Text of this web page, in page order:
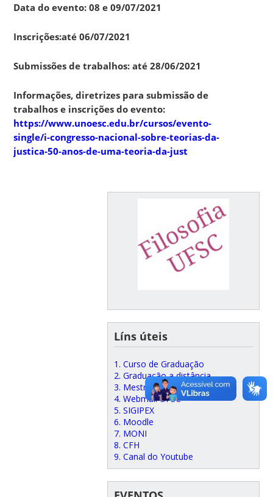
Data do evento: 08 e 09/07/2021
Inscrições:até 06/07/2021
Submissões de trabalhos: até 28/06/2021
Informações, diretrizes para submissão de
trabalhos e inscrições do evento:
https://www.unoesc.edu.br/cursos/evento-
single/i-congresso-nacional-sobre-teorias-da-
justica-50-anos-de-uma-teoria-da-just
Líns úteis
1. Curso de Graduação
2. Graduação a distância
3. Mestrado e Doutorado
4. Webmail UFSC
5. SIGIPEX
6. Moodle
7. MONI
8. CFH
9. Canal do Youtube